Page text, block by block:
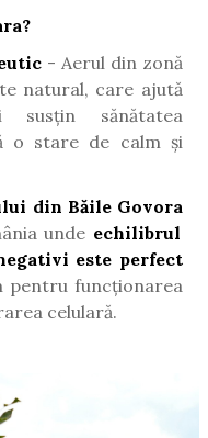
- Aerul din zonă
natural, care ajută
sănătatea
o stare de calm și
din Băile Govora
unde echilibrul
este perfect
funcționarea
celulară.